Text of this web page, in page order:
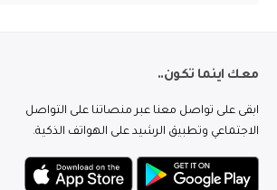
معك اينما تكون..
ابقى على تواصل معنا عبر منصاتنا على التواصل
الاجتماعي وتطبيق الرشيد على الهواتف الذكية.